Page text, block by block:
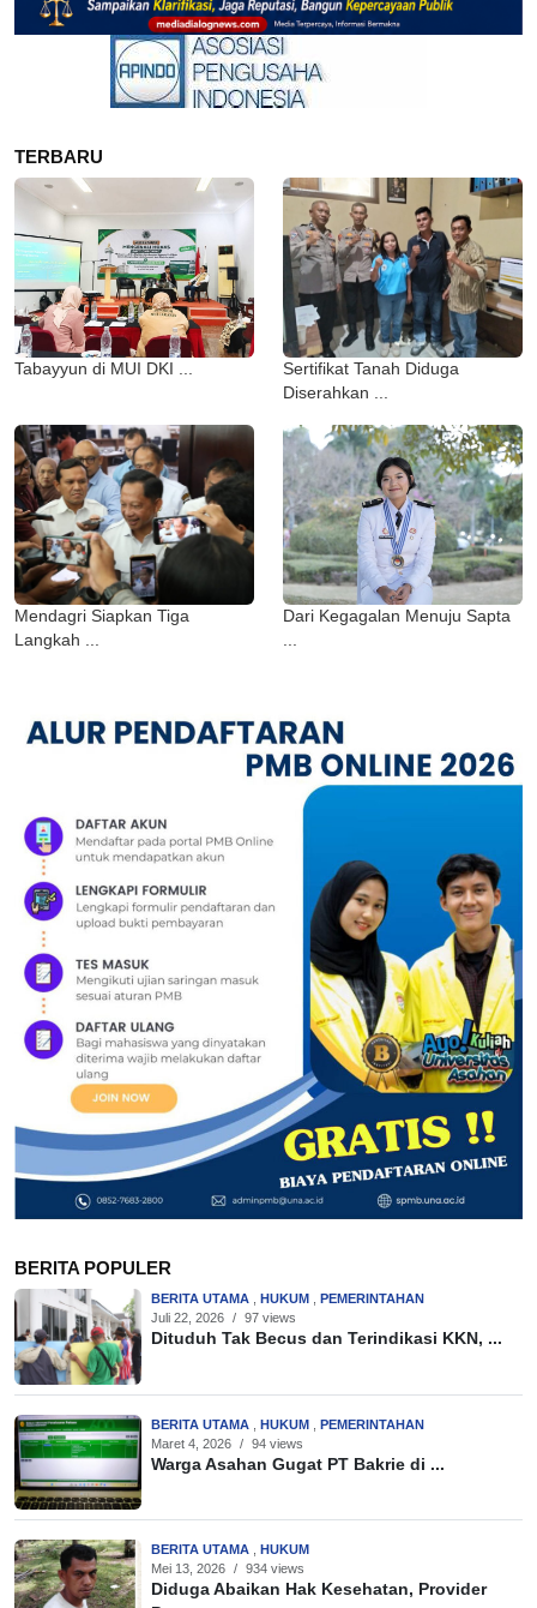
TERBARU
Tabayyun di MUI DKI ...
Sertifikat Tanah Diduga
Diserahkan ...
Mendagri Siapkan Tiga
Langkah ...
Dari Kegagalan Menuju Sapta
...
BERITA POPULER
BERITA UTAMA HUKUM
PEMERINTAHAN
Juli 22, 2026 / 97 views
Dituduh Tak Becus dan Terindikasi KKN, ...
BERITA UTAMA HUKUM
PEMERINTAHAN
Maret 4, 2026 / 94 views
Warga Asahan Gugat PT Bakrie di ...
BERITA UTAMA
HUKUM
Mei 13, 2026 / 934 views
Diduga Abaikan Hak Kesehatan, Provider